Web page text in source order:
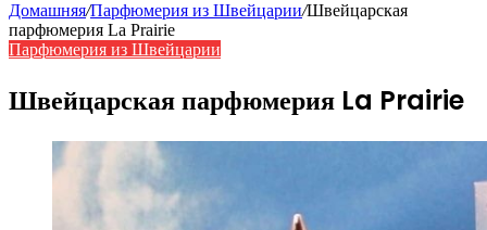
Домашняя/Парфюмерия из Швейцарии/Швейцарская
парфюмерия La Prairie
Парфюмерия из Швейцарии
Швейцарская парфюмерия La Prairie